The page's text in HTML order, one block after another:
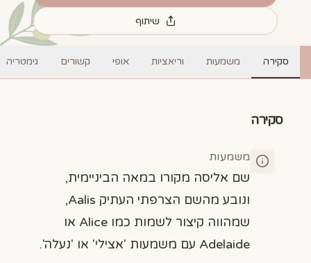
שיתוף
סקירה משמעות וריאציות אופי קשורים גימטריה
סקירה
משמעות
שם אליסה מקורו במאה הביניימית,
ונובע מהשם הצרפתי העתיק Aalis,
שמהווה קיצור לשמות כמו Alice או
Adelaide עם משמעות 'אצילי' או 'נעלה'.